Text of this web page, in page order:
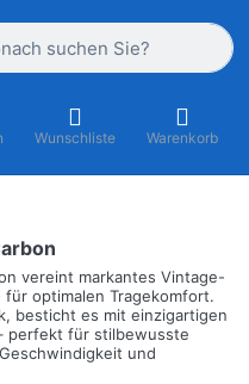
einen Suchbegriff ein.
Wunschliste Warenkorb
vereint markantes Vintage-
optimalen Tragekomfort.
besticht es mit einzigartigen
perfekt für stilbewusste
und